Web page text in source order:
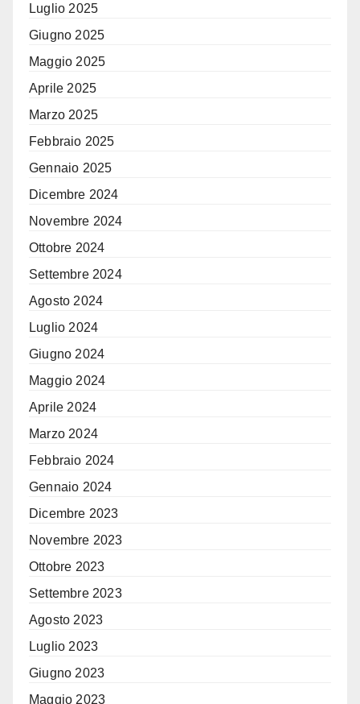
Luglio 2025
Giugno 2025
Maggio 2025
Aprile 2025
Marzo 2025
Febbraio 2025
Gennaio 2025
Dicembre 2024
Novembre 2024
Ottobre 2024
Settembre 2024
Agosto 2024
Luglio 2024
Giugno 2024
Maggio 2024
Aprile 2024
Marzo 2024
Febbraio 2024
Gennaio 2024
Dicembre 2023
Novembre 2023
Ottobre 2023
Settembre 2023
Agosto 2023
Luglio 2023
Giugno 2023
Maggio 2023